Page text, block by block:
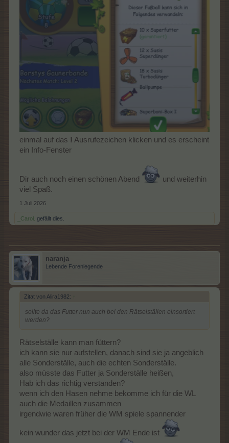
einmal auf das ! Ausrufezeichen klicken und es erscheint
ein Info-Fenster
Dir auch noch einen schönen Abend
und weiterhin
viel Spaß.
1 Juli 2026
_Carol. gefällt dies.
naranja
Lebende Forenlegende
Zitat von Alira1982: ↑
sollte da das Futter nun auch bei den Rätselställen einsortiert
werden?
Rätselställe kann man füttern?
ich kann sie nur aufstellen, danach sind sie ja angeblich
alle Sonderställe, auch die echten Sonderställe.
also müsste das Futter ja Sonderställe heißen,
Hab ich das richtig verstanden?
wenn ich den Hasen nehme bekomme ich für die WL
auch die Medaillen zusammen
irgendwie waren früher die WM spiele spannender
kein wunder das jetzt bei der WM Ende ist